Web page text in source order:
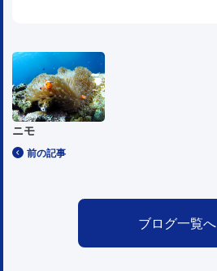
前の記事
ニモ
ブログ一覧へ